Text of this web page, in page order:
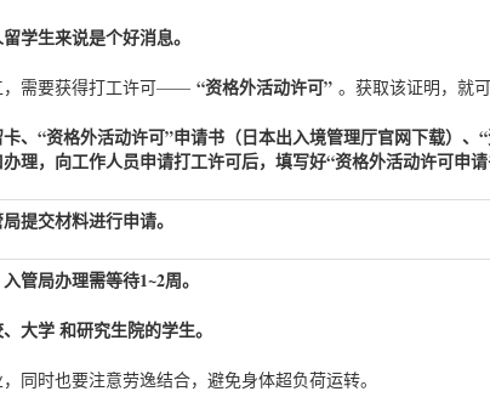
学生来说是个好消息。
，需要获得打工许可—— “资格外活动许可” 。获取该证明，就
、“资格外活动许可”申请书（日本出入境管理厅官网下载）、
理，向工作人员申请打工许可后，填写好“资格外活动许可申请
提交材料进行申请。
管局办理需等待1~2周。
大学 和研究生院的学生。
同时也要注意劳逸结合，避免身体超负荷运转。